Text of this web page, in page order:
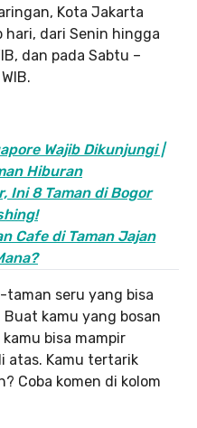
Kota Jakarta
hari, dari Senin hingga
dan pada Sabtu –
Wajib Dikunjungi |
Hiburan
Ini 8 Taman di Bogor
Cafe di Taman Jajan
taman seru yang bisa
kamu yang bosan
bisa mampir
atas. Kamu tertarik
Coba komen di kolom